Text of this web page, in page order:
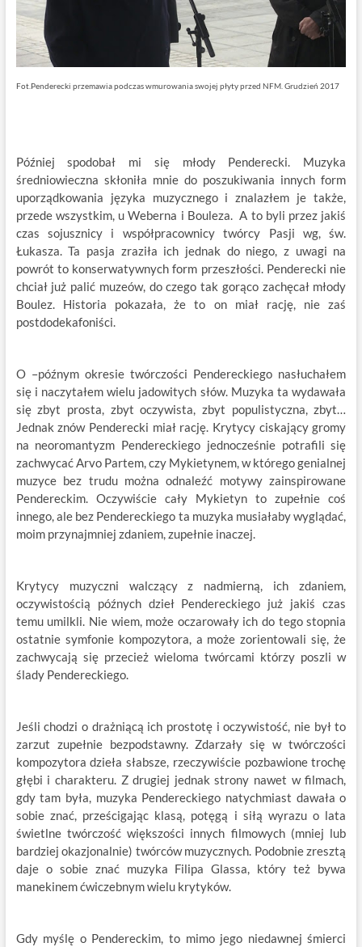
Fot.Penderecki przemawia podczas wmurowania swojej płyty przed NFM. Grudzień 2017
Później spodobał mi się młody Penderecki. Muzyka
średniowieczna skłoniła mnie do poszukiwania innych form
uporządkowania języka muzycznego i znalazłem je także,
przede wszystkim, u Weberna i Bouleza. A to byli przez jakiś
czas sojusznicy i współpracownicy twórcy Pasji wg, św.
Łukasza. Ta pasja zraziła ich jednak do niego, z uwagi na
powrót to konserwatywnych form przeszłości. Penderecki nie
chciał już palić muzeów, do czego tak gorąco zachęcał młody
Boulez. Historia pokazała, że to on miał rację, nie zaś
postdodekafoniści.
O –późnym okresie twórczości Pendereckiego nasłuchałem
się i naczytałem wielu jadowitych słów. Muzyka ta wydawała
się zbyt prosta, zbyt oczywista, zbyt populistyczna, zbyt…
Jednak znów Penderecki miał rację. Krytycy ciskający gromy
na neoromantyzm Pendereckiego jednocześnie potrafili się
zachwycać Arvo Partem, czy Mykietynem, w którego genialnej
muzyce bez trudu można odnaleźć motywy zainspirowane
Pendereckim. Oczywiście cały Mykietyn to zupełnie coś
innego, ale bez Pendereckiego ta muzyka musiałaby wyglądać,
moim przynajmniej zdaniem, zupełnie inaczej.
Krytycy muzyczni walczący z nadmierną, ich zdaniem,
oczywistością późnych dzieł Pendereckiego już jakiś czas
temu umilkli. Nie wiem, może oczarowały ich do tego stopnia
ostatnie symfonie kompozytora, a może zorientowali się, że
zachwycają się przecież wieloma twórcami którzy poszli w
ślady Pendereckiego.
Jeśli chodzi o drażniącą ich prostotę i oczywistość, nie był to
zarzut zupełnie bezpodstawny. Zdarzały się w twórczości
kompozytora dzieła słabsze, rzeczywiście pozbawione trochę
głębi i charakteru. Z drugiej jednak strony nawet w filmach,
gdy tam była, muzyka Pendereckiego natychmiast dawała o
sobie znać, prześcigając klasą, potęgą i siłą wyrazu o lata
świetlne twórczość większości innych filmowych (mniej lub
bardziej okazjonalnie) twórców muzycznych. Podobnie zresztą
daje o sobie znać muzyka Filipa Glassa, który też bywa
manekinem ćwiczebnym wielu krytyków.
Gdy myślę o Pendereckim, to mimo jego niedawnej śmierci